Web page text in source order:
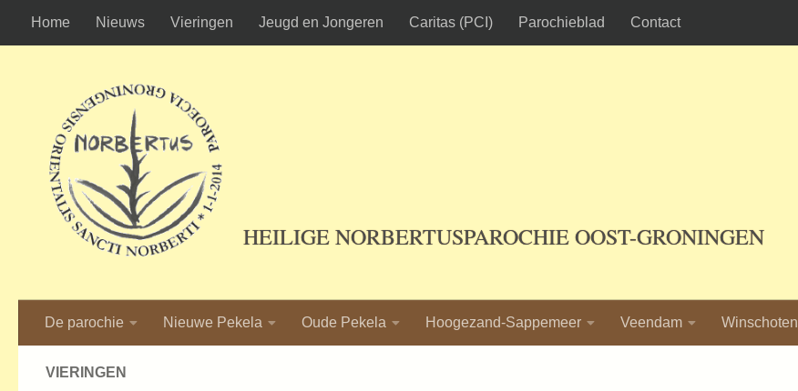
Ga naar de inhoud
Home Nieuws Vieringen Jeugd en Jongeren Caritas (PCI) Parochieblad Contact
HEILIGE NORBERTUSPAROCHIE OOST-GRONINGEN
De parochie Nieuwe Pekela Oude Pekela Hoogezand-Sappemeer Veendam Winschoten
VIERINGEN